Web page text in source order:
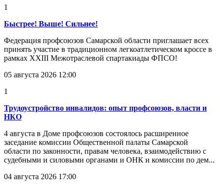
1
Быстрее! Выше! Сильнее!
Федерация профсоюзов Самарской области приглашает всех
принять участие в традиционном легкоатлетическом кроссе в
рамках XXIII Межотраслевой спартакиады ФПСО!
05 августа 2026 12:00
1
Трудоустройство инвалидов: опыт профсоюзов, власти и
НКО
4 августа в Доме профсоюзов состоялось расширенное
заседание комиссии Общественной палаты Самарской
области по законности, правам человека, взаимодействию с
судебными и силовыми органами и ОНК и комиссии по дем...
04 августа 2026 17:00